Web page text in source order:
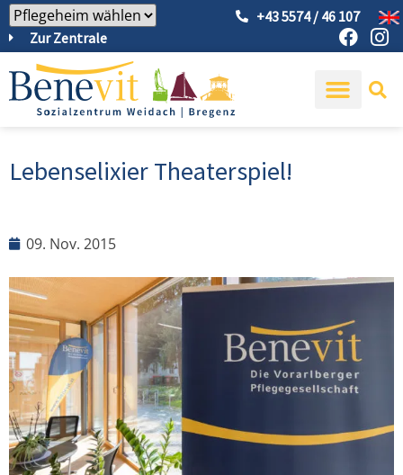
Zur Zentrale
+43 5574 / 46 107
Lebenselixier Theaterspiel!
09. Nov. 2015